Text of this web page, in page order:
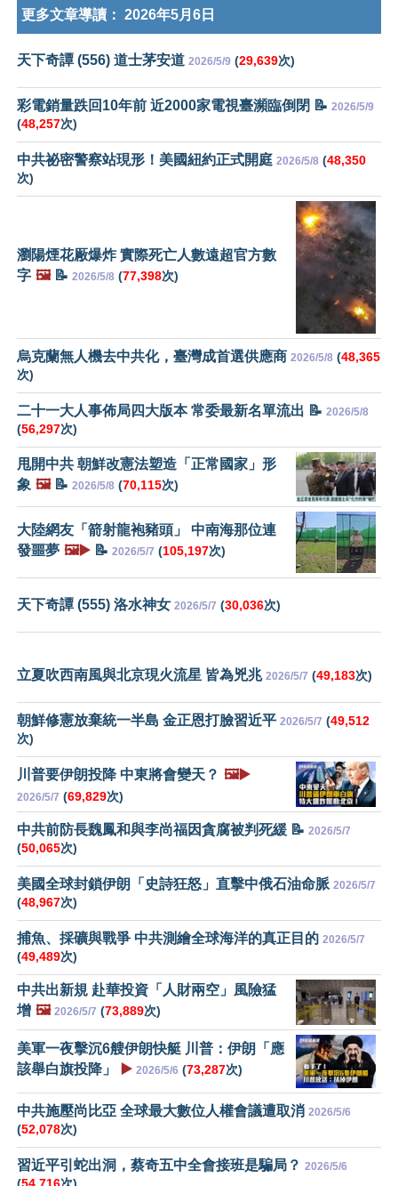
更多文章導讀： 2026年5月6日
天下奇譚 (556) 道士茅安道 2026/5/9 (29,639次)
彩電銷量跌回10年前 近2000家電視臺瀕臨倒閉 📝 2026/5/9
(48,257次)
中共祕密警察站現形！美國紐約正式開庭 2026/5/8 (48,350
次)
瀏陽煙花厰爆炸 實際死亡人數遠超官方數
字 🖼️📝 2026/5/8 (77,398次)
烏克蘭無人機去中共化，臺灣成首選供應商 2026/5/8 (48,365
次)
二十一大人事佈局四大版本 常委最新名單流出 📝 2026/5/8
(56,297次)
甩開中共 朝鮮改憲法塑造「正常國家」形
象 🖼️📝 2026/5/8 (70,115次)
大陸網友「箭射龍袍豬頭」 中南海那位連
發噩夢 🖼️▶️ 📝 2026/5/7 (105,197次)
天下奇譚 (555) 洛水神女 2026/5/7 (30,036次)
立夏吹西南風與北京現火流星 皆為兇兆 2026/5/7 (49,183次)
朝鮮修憲放棄統一半島 金正恩打臉習近平 2026/5/7 (49,512
次)
川普要伊朗投降 中東將會變天？ 🖼️▶️
2026/5/7 (69,829次)
中共前防長魏鳳和與李尚福因貪腐被判死緩 📝 2026/5/7
(50,065次)
美國全球封鎖伊朗「史詩狂怒」直擊中俄石油命脈 2026/5/7
(48,967次)
捕魚、採礦與戰爭 中共測繪全球海洋的真正目的 2026/5/7
(49,489次)
中共出新規 赴華投資「人財兩空」風險猛
增 🖼️ 2026/5/7 (73,889次)
美軍一夜擊沉6艘伊朗快艇 川普：伊朗「應
該舉白旗投降」
▶️ 2026/5/6 (73,287次)
中共施壓尚比亞 全球最大數位人權會議遭取消 2026/5/6
(52,078次)
習近平引蛇出洞，蔡奇五中全會接班是騙局？ 2026/5/6
(54,716次)